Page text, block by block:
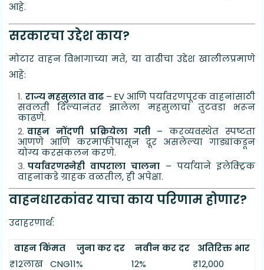
आहे.
सरकारचा उद्देश काय?
मोटार वाहन विभागाच्या मते, या वाढीचा उद्देश खालीलप्रमाणे
आहे:
राज्य महसुलात वाढ – EV आणि पर्यावरणपूरक वाहनांसाठी
सवलती दिल्यानंतर झालेला महसुलाचा तुटवडा भरून
काढणे.
वाहन नोंदणी प्रक्रियेला गती – करव्यवस्थेत स्पष्टता
आणणे आणि करमाफीपासून दूर असलेल्या गाड्यांकडून
योग्य करसंकलन करणे.
पर्यावरणस्नेही वापराला चालना – पर्यायाने इलेक्ट्रिक
वाहनांकडे ग्राहक वळतील, ही अपेक्षा.
वाहनधारकांवर याचा काय परिणाम होणार?
उदाहरणार्थ:
वाहन किंमत जुना कर दर नवीन कर दर
अतिरिक्त भार
₹12लाख CNG11% 12% ₹12,000